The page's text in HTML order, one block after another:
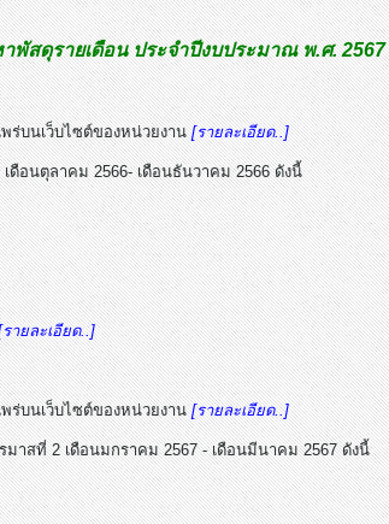
พัสดุรายเดือน ประจำปีงบประมาณ พ.ศ. 2567
ร่บนเว็บไซต์ของหน่วยงาน[รายละเอียด..]
ดือนตุลาคม 2566- เดือนธันวาคม 2566 ดังนี้
ายละเอียด..]
ร่บนเว็บไซต์ของหน่วยงาน[รายละเอียด..]
าสที่ 2 เดือนมกราคม 2567 - เดือนมีนาคม 2567 ดังนี้